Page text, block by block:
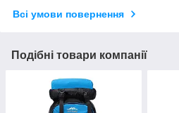
Всі умови повернення
Подібні товари компанії